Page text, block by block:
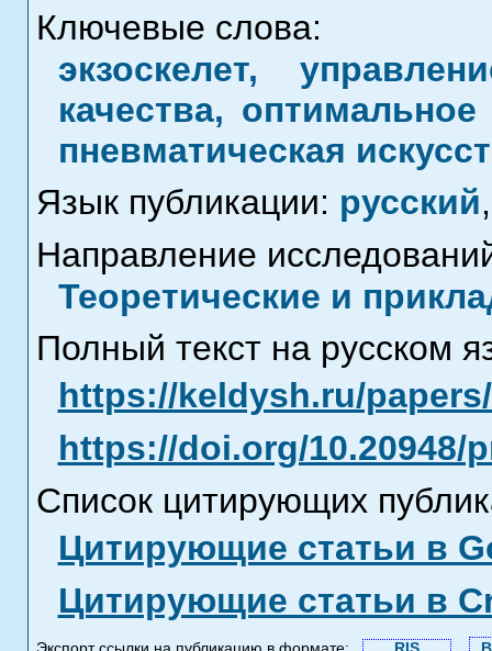
Ключевые слова:
экзоскелет,
качества,
пневматическая
Язык публикации: русский,
Направление
Теоретические и
Полный текст на русском
https://keldysh.ru/
https://doi.org/10.20948/
Список цитирующих
Цитирующие статьи в
Цитирующие статьи в